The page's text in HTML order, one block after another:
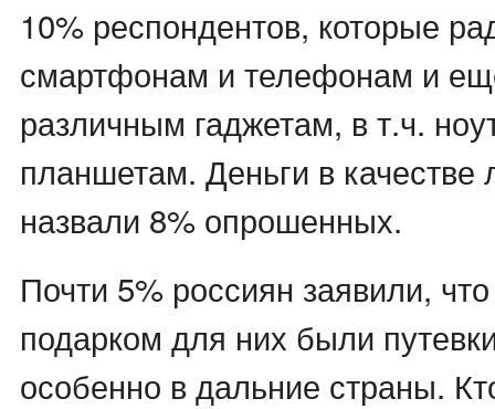
10% респондентов, которые
смартфонам и телефонам и
различным гаджетам, в т.ч.
планшетам. Деньги в качестве
назвали 8% опрошенных.
Почти 5% россиян заявили,
подарком для них были
особенно в дальние страны.